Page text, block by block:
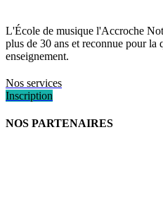
L'École de musique l'Accroche
plus de 30 ans et reconnue pour la
enseignement.
Nos services
Inscription
NOS PARTENAIRES